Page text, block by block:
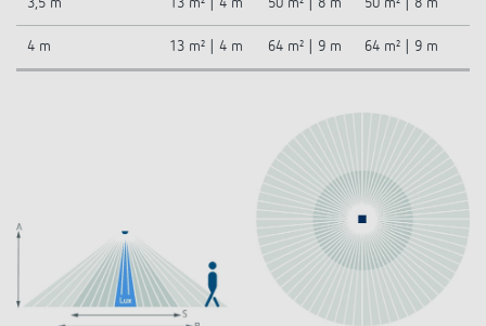
3,5 m 13 m² | 4 m 50 m² | 8 m 50 m² | 8 m
4 m 13 m² | 4 m 64 m² | 9 m 64 m² | 9 m